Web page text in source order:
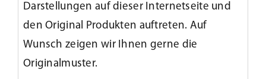
Darstellungen auf dieser Internetseite und
den Original Produkten auftreten. Auf
Wunsch zeigen wir Ihnen gerne die
Originalmuster.